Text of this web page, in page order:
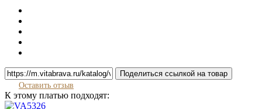
Поделиться ссылкой на товар
Оставить отзыв
К этому платью подходят: